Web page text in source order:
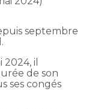
septembre
il
de son
ses congés